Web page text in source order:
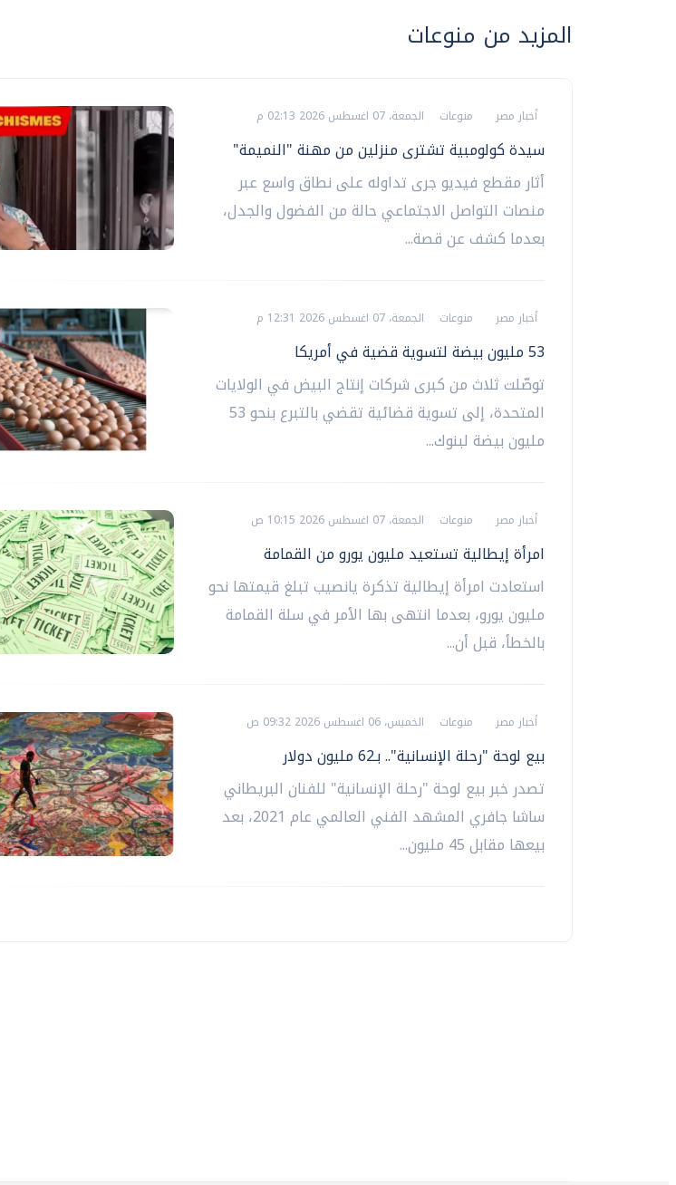
المزيد من منوعات
أخبار مصر منوعات الجمعة، 07 اغسطس 2026 02:13 م
سيدة كولومبية تشترى منزلين من مهنة "النميمة"
أثار مقطع فيديو جرى تداوله على نطاق واسع عبر
منصات التواصل الاجتماعي حالة من الفضول والجدل،
بعدما كشف عن قصة...
أخبار مصر منوعات الجمعة، 07 اغسطس 2026 12:31 م
53 مليون بيضة لتسوية قضية في أمريكا
توصّلت ثلاث من كبرى شركات إنتاج البيض في الولايات
المتحدة، إلى تسوية قضائية تقضي بالتبرع بنحو 53
مليون بيضة لبنوك...
أخبار مصر منوعات الجمعة، 07 اغسطس 2026 10:15 ص
امرأة إيطالية تستعيد مليون يورو من القمامة
استعادت امرأة إيطالية تذكرة يانصيب تبلغ قيمتها نحو
مليون يورو، بعدما انتهى بها الأمر في سلة القمامة
بالخطأ، قبل أن...
أخبار مصر منوعات الخميس، 06 اغسطس 2026 09:32 ص
بيع لوحة "رحلة الإنسانية".. بـ62 مليون دولار
تصدر خبر بيع لوحة "رحلة الإنسانية" للفنان البريطاني
ساشا جافري المشهد الفني العالمي عام 2021، بعد
بيعها مقابل 45 مليون...